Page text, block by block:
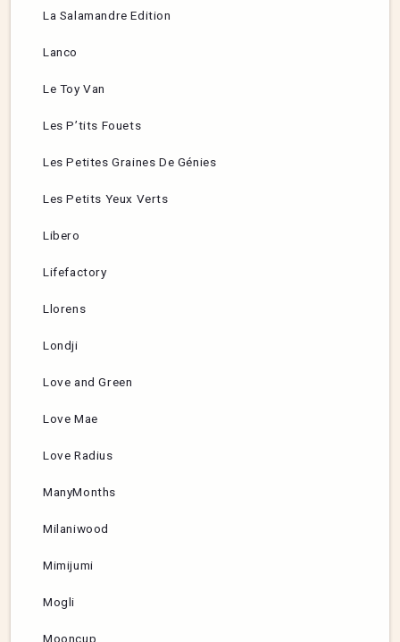
La Salamandre Edition
Lanco
Le Toy Van
Les P’tits Fouets
Les Petites Graines De Génies
Les Petits Yeux Verts
Libero
Lifefactory
Llorens
Londji
Love and Green
Love Mae
Love Radius
ManyMonths
Milaniwood
Mimijumi
Mogli
Mooncup